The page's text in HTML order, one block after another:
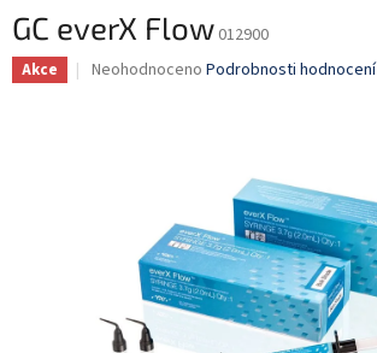
GC everX Flow 012900
Akce
Průměrné
hvězdiček.
Neohodnoceno Podrobnosti hodnocení